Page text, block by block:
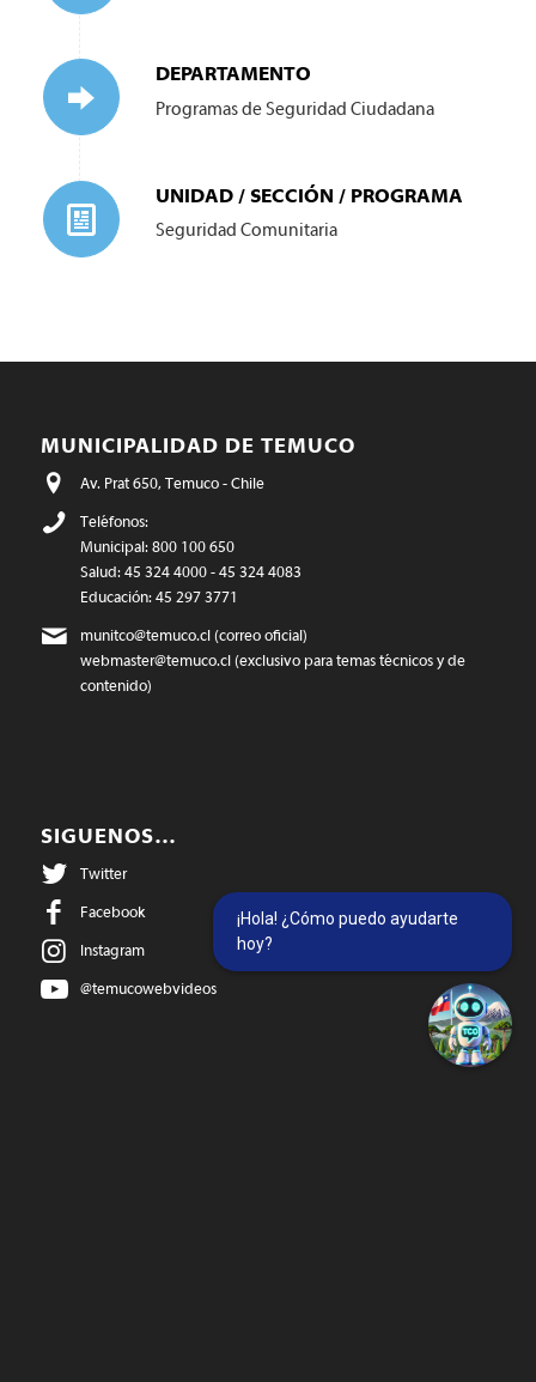
DEPARTAMENTO
Programas de Seguridad Ciudadana
UNIDAD / SECCIÓN / PROGRAMA
Seguridad Comunitaria
MUNICIPALIDAD DE TEMUCO
Av. Prat 650, Temuco - Chile
Teléfonos:
Municipal: 800 100 650
Salud: 45 324 4000 - 45 324 4083
Educación: 45 297 3771
munitco@temuco.cl(correo oficial)
webmaster@temuco.cl(exclusivo para temas técnicos y de
contenido)
SIGUENOS…
Twitter
Facebook
Instagram
@temucowebvideos
¡Hola! ¿Cómo puedo ayudarte
hoy?